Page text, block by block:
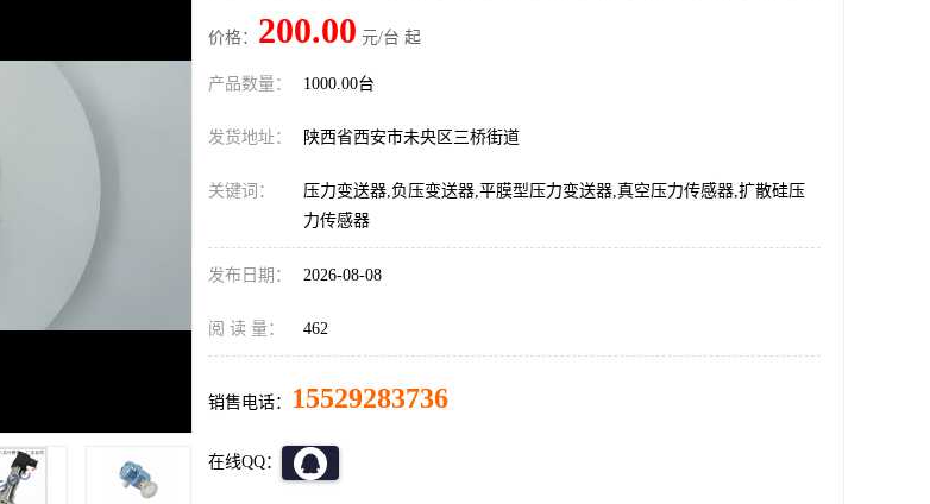
价格： 200.00 元/台 起
产品数量： 1000.00台
发货地址： 陕西省西安市未央区三桥街道
关键词：
压力变送器,负压变送器,平膜型压力变送器,真空压力传感器,扩散硅压
力传感器
发布日期： 2026-08-08
阅 读 量： 462
销售电话： 15529283736
在线QQ：